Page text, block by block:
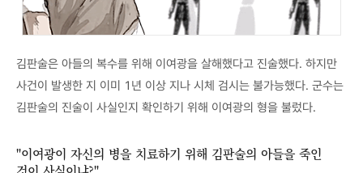
김판술은 아들의 복수를 위해 이여광을 살해했다고 진술했다. 하지만
사건이 발생한 지 이미 1년 이상 지나 시체 검시는 불가능했다. 군수는
김판술의 진술이 사실인지 확인하기 위해 이여광의 형을 불렀다.
"이여광이 자신의 병을 치료하기 위해 김판술의 아들을 죽인